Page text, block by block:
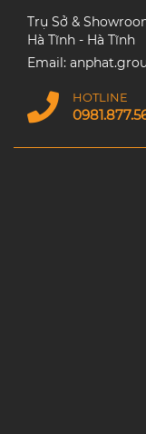
Trụ Sở &
Hà Tĩnh - Hà Tĩnh
Email:
HOTLINE